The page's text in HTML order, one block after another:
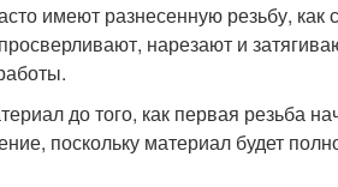
имеют разнесенную резьбу, как
нарезают и
до того, как первая резьба
поскольку материал будет